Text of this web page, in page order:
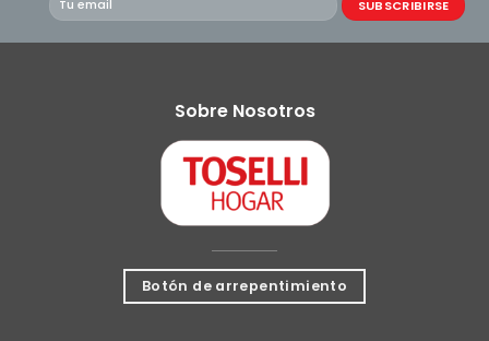
Sobre Nosotros
Botón de arrepentimiento